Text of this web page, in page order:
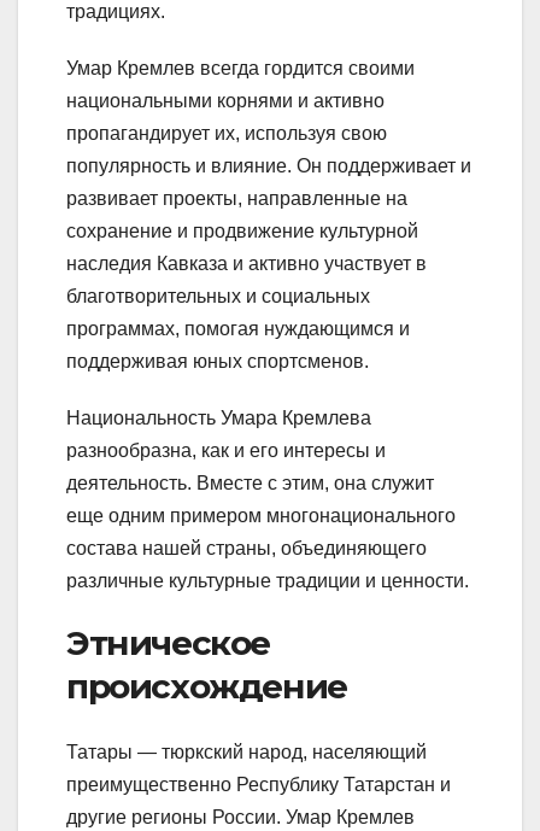
традициях.
Умар Кремлев всегда гордится своими
национальными корнями и активно
пропагандирует их, используя свою
популярность и влияние. Он поддерживает и
развивает проекты, направленные на
сохранение и продвижение культурной
наследия Кавказа и активно участвует в
благотворительных и социальных
программах, помогая нуждающимся и
поддерживая юных спортсменов.
Национальность Умара Кремлева
разнообразна, как и его интересы и
деятельность. Вместе с этим, она служит
еще одним примером многонационального
состава нашей страны, объединяющего
различные культурные традиции и ценности.
Этническое
происхождение
Татары — тюркский народ, населяющий
преимущественно Республику Татарстан и
другие регионы России. Умар Кремлев